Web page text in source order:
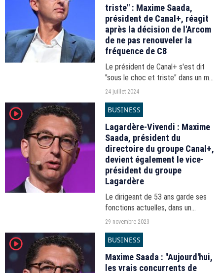
triste" : Maxime Saada,
président de Canal+, réagit
après la décision de l'Arcom
de ne pas renouveler la
fréquence de C8
Le président de Canal+ s'est dit
"sous le choc et triste" dans un mail
interne relayé par "Le Parisien". Ce
de retirer sa fréquence à la chaîne...
24 juillet 2024
player2 BUSINESS
Lagardère-Vivendi : Maxime
Saada, président du
directoire du groupe Canal+,
devient également le vice-
président du groupe
Lagardère
Le dirigeant de 53 ans garde ses
fonctions actuelles, dans un
contexte de vives contestations
au rachat du groupe par Vincent
Bolloré.
29 novembre 2023
player2 BUSINESS
Maxime Saada : "Aujourd'hui,
les vrais concurrents de